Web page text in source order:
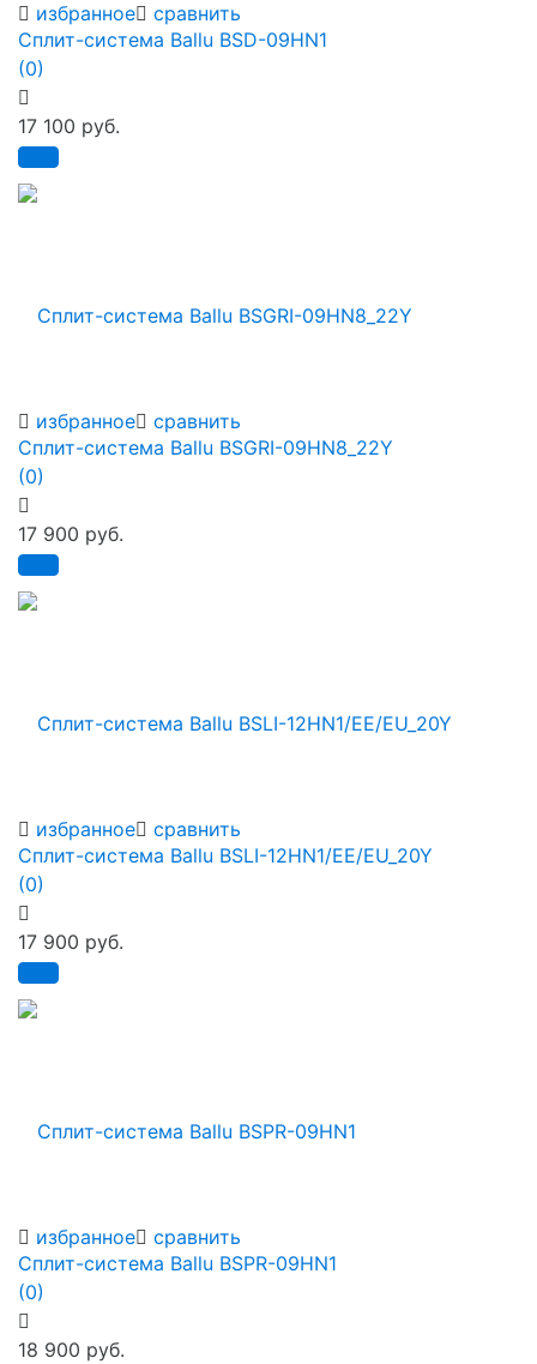
избранное сравнить
избранное сравнить
Сплит-система Ballu BSD-09HN1
(0)
17 100 руб.
избранное сравнить
Сплит-система Ballu BSGRI-09HN8_22Y
(0)
17 900 руб.
избранное сравнить
Сплит-система Ballu BSLI-12HN1/EE/EU_20Y
(0)
17 900 руб.
Сплит-система Ballu BSPR-09HN1
(0)
18 900 руб.